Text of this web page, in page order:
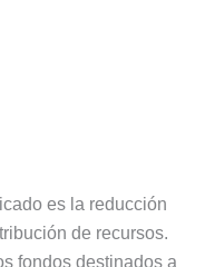
es la reducción
de recursos.
fondos destinados a